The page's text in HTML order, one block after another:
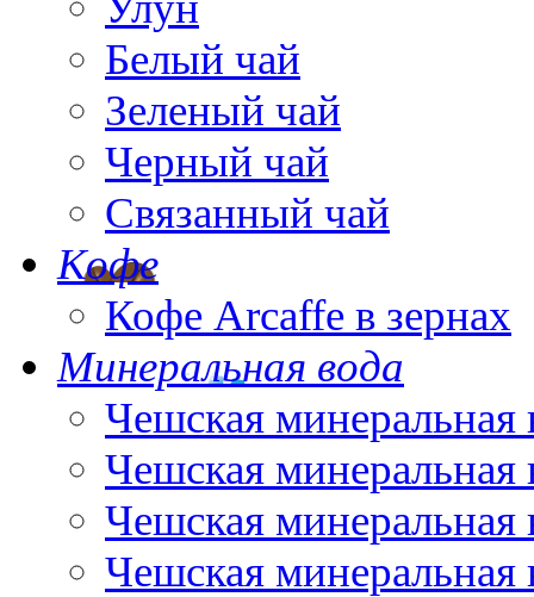
Белый чай
Зеленый чай
Черный чай
Связанный чай
Кофе
Кофе Arcaffe в зернах
Минеральная вода
Чешская минеральная
Чешская минеральная
Чешская минеральная
Чешская минеральная